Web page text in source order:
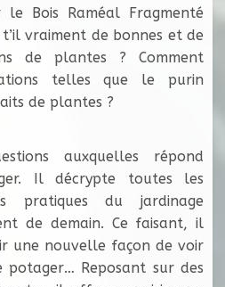
Bois Raméal Fragmenté
vraiment de bonnes et de
de plantes ? Comment
telles que le purin
de plantes ?
auxquelles répond
Il décrypte toutes les
pratiques du jardinage
de demain. Ce faisant, il
une nouvelle façon de voir
Reposant sur des